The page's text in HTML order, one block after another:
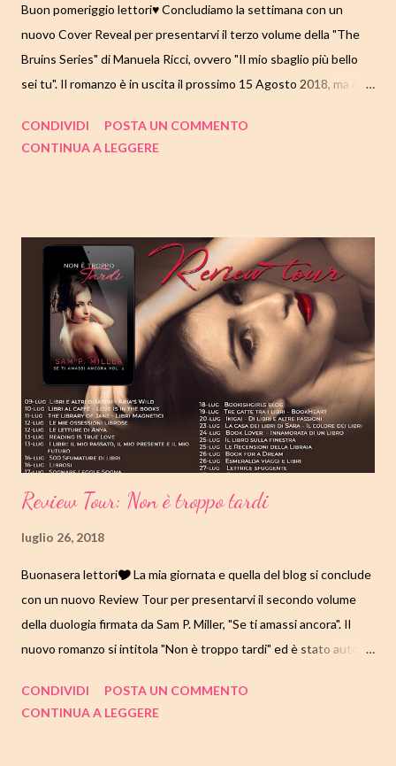
Buon pomeriggio lettori♥ Concludiamo la settimana con un
nuovo Cover Reveal per presentarvi il terzo volume della "The
Bruins Series" di Manuela Ricci, ovvero "Il mio sbaglio più bello
sei tu". Il romanzo è in uscita il prossimo 15 Agosto 2018, ma è
Bene, scopriamo insieme anche questo terzo volume
ROMANCE SPORT YOUNG ADULT PAGINE: 329 PREZZO:
9,99/EBOOK 0,99 AUTOPUBBLICATO DISPONIBILE SU
AMAZON https://www.amazon.it/Mio-Sbaglio-Più-Bello-Sei-
ebook/dp/B07FXTZNTJ/ref=sr_1_6?
ie=UTF8&qid=1532708108&sr=8-6&keywords=manuela+ricci
SINOSSI Lex Mayers, Tigth End dei The Bruins, è il fulmine della
squadra di football della Ucla U...
CONDIVIDI
POSTA UN COMMENTO
CONTINUA A LEGGERE
Review Tour: Non è troppo tardi
luglio 26, 2018
Buonasera lettori🎔 La mia giornata e quella del blog si conclude
con un nuovo Review Tour per presentarvi il secondo volume
della duologia firmata da Sam P. Miller, "Se ti amassi ancora". Il
nuovo romanzo si intitola "Non è troppo tardi" ed è stato auto-
viaggio per parlarvi di Alex e Olivia sta giungendo al termine,
CONDIVIDI
POSTA UN COMMENTO
CONTINUA A LEGGERE